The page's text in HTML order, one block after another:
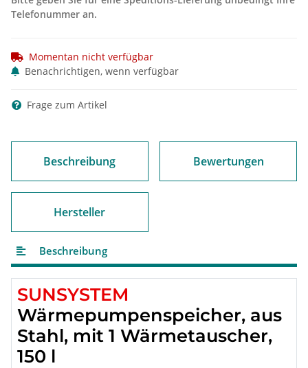
Telefonummer an.
Momentan nicht verfügbar
Benachrichtigen, wenn verfügbar
Frage zum Artikel
Beschreibung Bewertungen
Hersteller
Beschreibung
SUNSYSTEM
Wärmepumpenspeicher, aus
Stahl, mit 1 Wärmetauscher,
150 l